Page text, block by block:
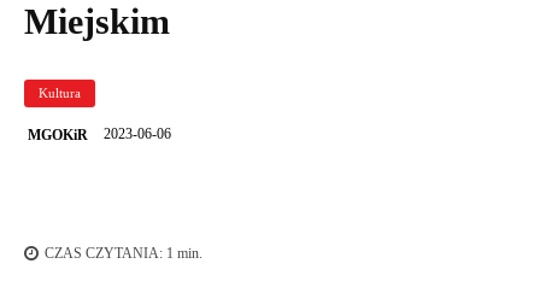
Miejskim
Kultura
MGOKiR 2023-06-06
CZAS CZYTANIA: 1 min.